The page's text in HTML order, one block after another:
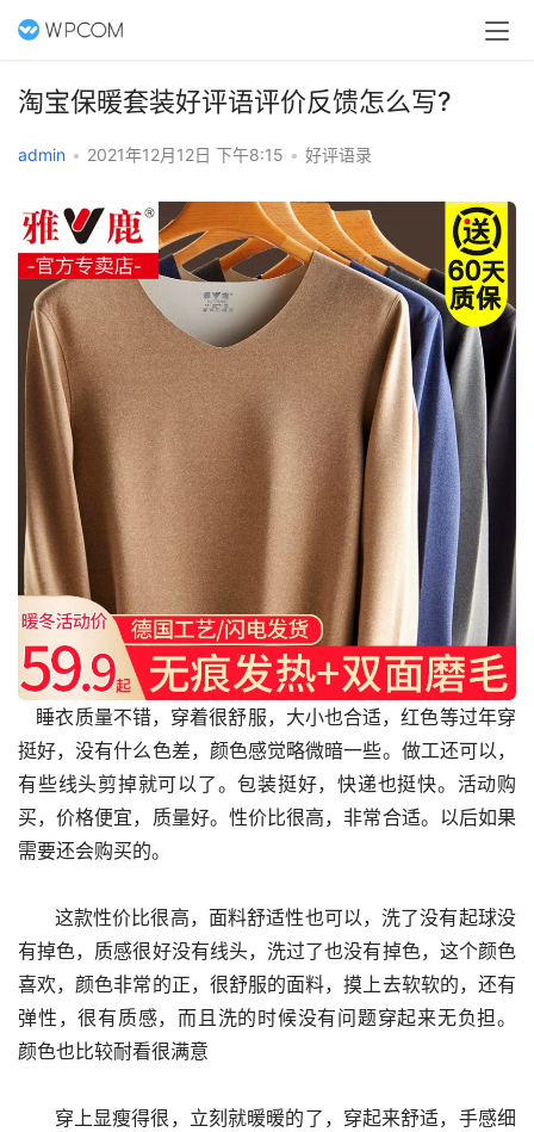
淘宝保暖套装好评语评价反馈怎么写?
admin • 2021年12月12日 下午8:15 • 好评语录
挺好，没有什么色差，颜色感觉略微暗一些。做工还可以，
有些线头剪掉就可以了。包装挺好，快递也挺快。活动购
买，价格便宜，质量好。性价比很高，非常合适。以后如果
需要还会购买的。
有掉色，质感很好没有线头，洗过了也没有掉色，这个颜色
喜欢，颜色非常的正，很舒服的面料，摸上去软软的，还有
弹性，很有质感，而且洗的时候没有问题穿起来无负担。
颜色也比较耐看很满意